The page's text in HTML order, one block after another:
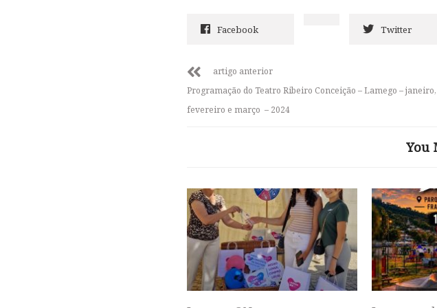
Facebook Twitter
artigo anterior
Programação do Teatro Ribeiro Conceição – Lamego – janeiro,
fevereiro e março – 2024
You